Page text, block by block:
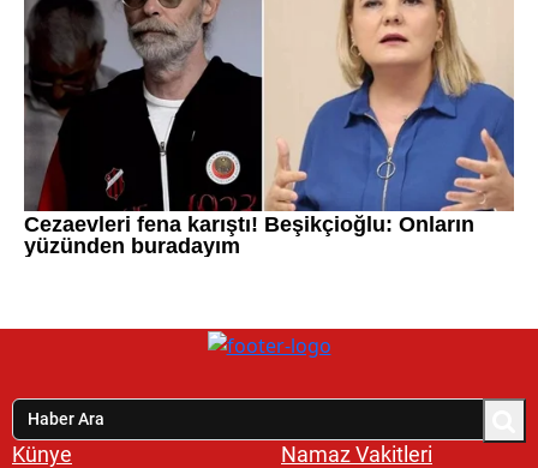
Künye
Namaz Vakitleri